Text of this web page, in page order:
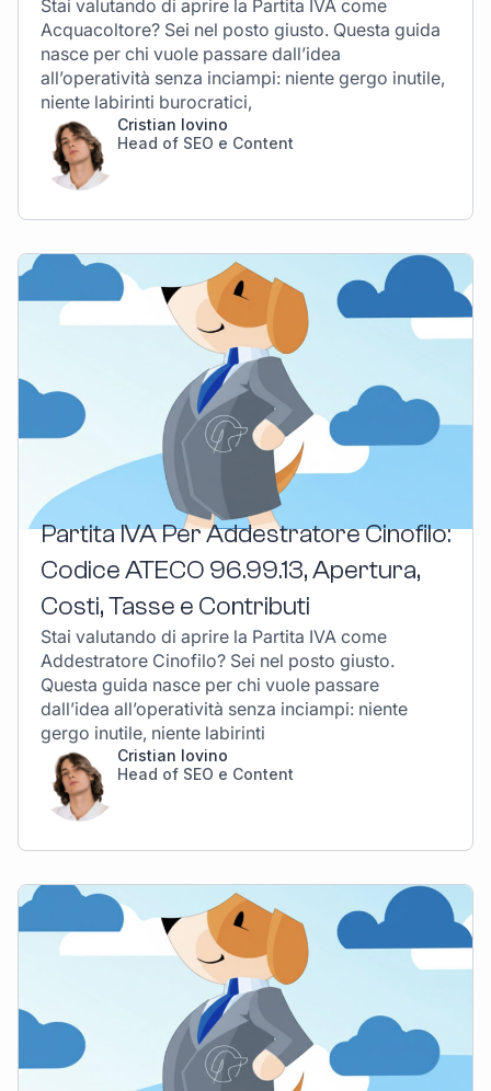
Stai valutando di aprire la Partita IVA come
Acquacoltore? Sei nel posto giusto. Questa guida
nasce per chi vuole passare dall’idea
all’operatività senza inciampi: niente gergo inutile,
niente labirinti burocratici,
Cristian Iovino
Head of SEO e Content
Partita IVA Per Addestratore Cinofilo:
Codice ATECO 96.99.13, Apertura,
Costi, Tasse e Contributi
Stai valutando di aprire la Partita IVA come
Addestratore Cinofilo? Sei nel posto giusto.
Questa guida nasce per chi vuole passare
dall’idea all’operatività senza inciampi: niente
gergo inutile, niente labirinti
Cristian Iovino
Head of SEO e Content